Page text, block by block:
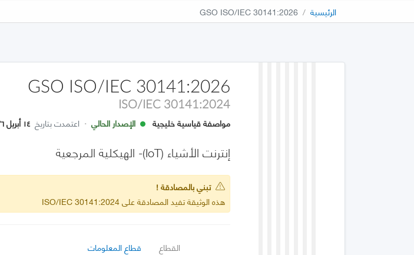
الرئيسية GSO ISO/IEC 30141:2026
GSO ISO/IEC 30141:2026
ISO/IEC 30141:2024
مواصفة قياسية خليجية الإصدار الحالي · اعتمدت بتاريخ ١٤ أبريل ٢٠٢٦
إنترنت الأشياء (IoT)- الهيكلية المرجعية
تبني بالمصادقة !
هذه الوثيقة تفيد المصادقة على ISO/IEC 30141:2024
القطاع
قطاع المعلومات